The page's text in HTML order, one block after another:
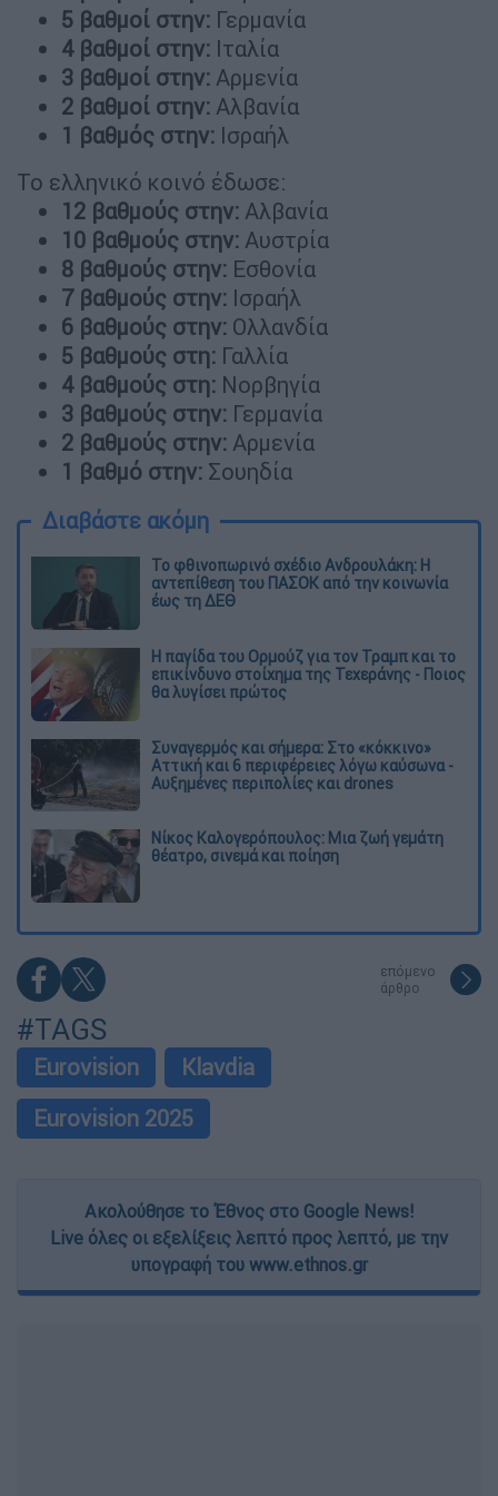
5 βαθμοί στην: Γερμανία
4 βαθμοί στην: Ιταλία
3 βαθμοί στην: Αρμενία
2 βαθμοί στην: Αλβανία
1 βαθμός στην: Ισραήλ
Το ελληνικό κοινό έδωσε:
12 βαθμούς στην: Αλβανία
10 βαθμούς στην: Αυστρία
8 βαθμούς στην: Εσθονία
7 βαθμούς στην: Ισραήλ
6 βαθμούς στην: Ολλανδία
5 βαθμούς στη: Γαλλία
4 βαθμούς στη: Νορβηγία
3 βαθμούς στην: Γερμανία
2 βαθμούς στην: Αρμενία
1 βαθμό στην: Σουηδία
Διαβάστε ακόμη
Το φθινοπωρινό σχέδιο Ανδρουλάκη: Η
αντεπίθεση του ΠΑΣΟΚ από την κοινωνία
έως τη ΔΕΘ
Η παγίδα του Ορμούζ για τον Τραμπ και το
επικίνδυνο στοίχημα της Τεχεράνης - Ποιος
θα λυγίσει πρώτος
Συναγερμός και σήμερα: Στο «κόκκινο»
Αττική και 6 περιφέρειες λόγω καύσωνα -
Αυξημένες περιπολίες και drones
Νίκος Καλογερόπουλος: Μια ζωή γεμάτη
θέατρο, σινεμά και ποίηση
επόμενο
άρθρο
#TAGS
Eurovision
Klavdia
Eurovision 2025
Ακολούθησε το Έθνος στο Google News!
Live όλες οι εξελίξεις λεπτό προς λεπτό, με την
υπογραφή του www.ethnos.gr